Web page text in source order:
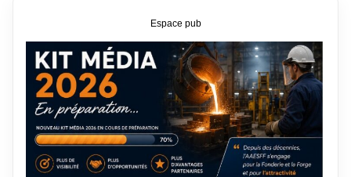
Espace pub